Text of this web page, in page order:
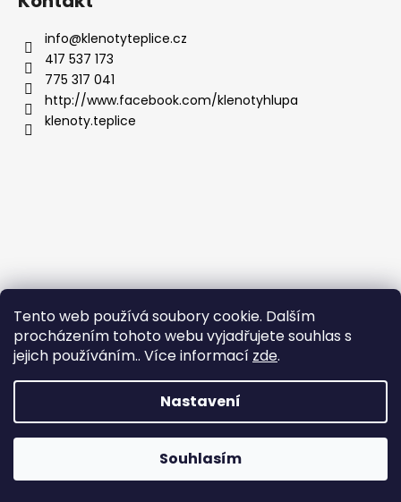
Tento web používá soubory cookie. Dalším
procházením tohoto webu vyjadřujete souhlas s
jejich používáním.. Více informací zde.
Nastavení
Souhlasím
info@klenotyteplice.cz
417 537 173
775 317 041
http://www.facebook.com/klenotyhlupa
klenoty.teplice
Copyright 2026Klenoty Teplice. Všechna práva
vyhrazena.